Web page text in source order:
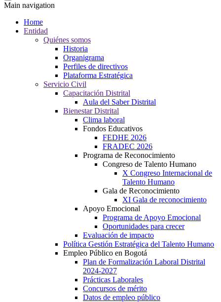
Main navigation
Home
Entidad
Quiénes somos
Historia
Organigrama
Perfiles de directivos
Plataforma Estratégica
Servicio Civil
Capacitación Distrital
Aula del Saber Distrital
Bienestar Distrital
Clima laboral
Fondos Educativos
FEDHE 2026
FRADEC 2026
Programa de Reconocimiento
Congreso de Talento Humano
X Congreso Internacional de
Talento Humano
Gala de Reconocimiento
XI Gala de reconocimiento
Apoyo Emocional
Programa de Apoyo Emocional
Oportunidades para crecer
Evaluación de impacto
Política Gestión Estratégica del Talento Humano
Empleo Público en Bogotá
Plan de Formalización Laboral Distrital
2024-2027
Prácticas Laborales
Concursos de mérito
Datos de empleo público